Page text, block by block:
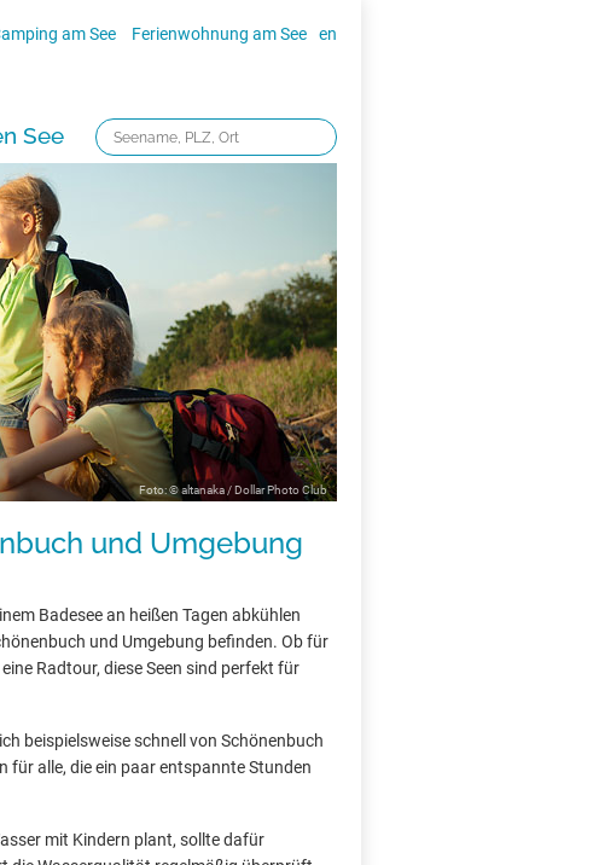
am See Ferienwohnung am See en
See
Foto: © altanaka / Dollar Photo Club
und Umgebung
Badesee an heißen Tagen abkühlen
und Umgebung befinden. Ob für
Radtour, diese Seen sind perfekt für
beispielsweise schnell von Schönenbuch
für alle, die ein paar entspannte Stunden
mit Kindern plant, sollte dafür